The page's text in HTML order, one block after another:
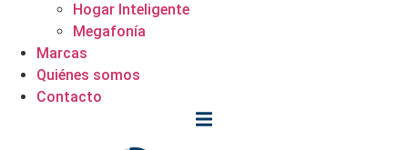
Hogar Inteligente
Megafonía
Marcas
Quiénes somos
Contacto